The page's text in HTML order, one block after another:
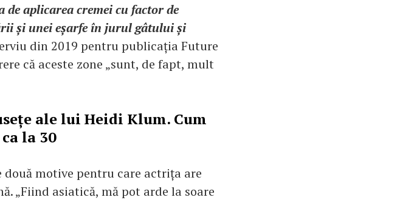
aplicarea cremei cu factor de
și unei eșarfe în jurul gâtului și
din 2019 pentru publicația Future
că aceste zone „sunt, de fapt, mult
ale lui Heidi Klum. Cum
la 30
motive pentru care actrița are
„Fiind asiatică, mă pot arde la soare